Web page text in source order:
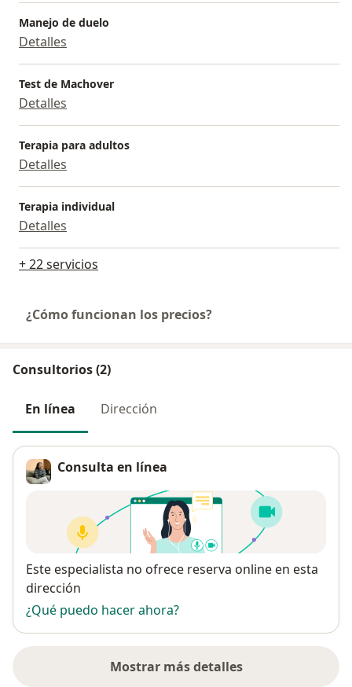
Manejo de duelo
Detalles
Test de Machover
Detalles
Terapia para adultos
Detalles
Terapia individual
Detalles
+ 22 servicios
¿Cómo funcionan los precios?
Consultorios (2)
En línea Dirección
Consulta en línea
Disponibilidad
Este especialista no ofrece reserva online en esta
dirección
¿Qué puedo hacer ahora?
Mostrar más detalles
sobre la dirección